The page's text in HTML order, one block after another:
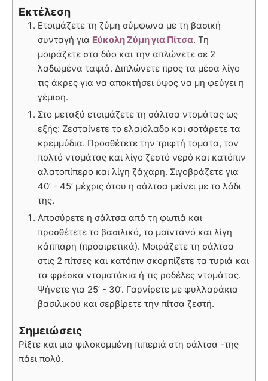
Εκτέλεση
Ετοιμάζετε τη ζύμη σύμφωνα με τη βασική
συνταγή για Εύκολη Ζύμη για Πίτσα. Τη
μοιράζετε στα δύο και την απλώνετε σε 2
λαδωμένα ταψιά. Διπλώνετε προς τα μέσα λίγο
τις άκρες για να αποκτήσει ύψος να μη φεύγει η
γέμιση.
Στο μεταξύ ετοιμάζετε τη σάλτσα ντομάτας ως
εξής: Ζεσταίνετε το ελαιόλαδο και σοτάρετε τα
κρεμμύδια. Προσθέτετε την τριφτή τοματα, τον
πολτό ντομάτας και λίγο ζεστό νερό και κατόπιν
αλατοπίπερο και λίγη ζάχαρη. Σιγοβράζετε για
40’ - 45’ μέχρις ότου η σάλτσα μείνει με το λάδι
της.
Αποσύρετε η σάλτσα από τη φωτιά και
προσθέτετε το βασιλικό, το μαϊντανό και λίγη
κάππαρη (προαιρετικά). Μοιράζετε τη σάλτσα
στις 2 πίτσες και κατόπιν σκορπίζετε τα τυριά και
τα φρέσκα ντοματάκια ή τις ροδέλες ντομάτας.
Ψήνετε για 25’ - 30’. Γαρνίρετε με φυλλαράκια
βασιλικού και σερβίρετε την πίτσα ζεστή.
Σημειώσεις
Ρίξτε και μια ψιλοκομμένη πιπεριά στη σάλτσα -της
πάει πολύ.